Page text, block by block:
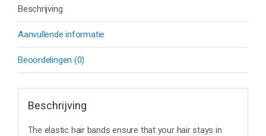
Beschrijving
Aanvullende informatie
Beoordelingen (0)
Beschrijving
The elastic hair bands ensure that your hair stays in